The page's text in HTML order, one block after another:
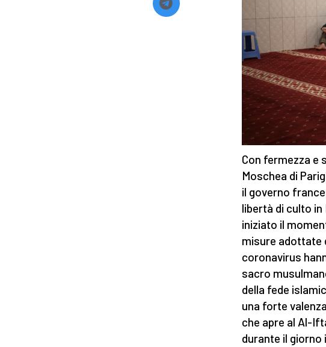
Con fermezza e
Moschea di
il governo
libertà di culto in
iniziato il
misure adottate
coronavirus
sacro
della fede
una forte
che apre al Al-
durante il giorno